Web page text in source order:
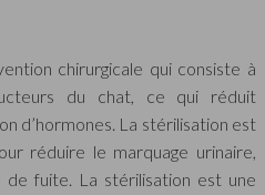
chirurgicale qui consiste à
du chat, ce qui réduit
d’hormones. La stérilisation est
réduire le marquage urinaire,
de fuite. La stérilisation est une